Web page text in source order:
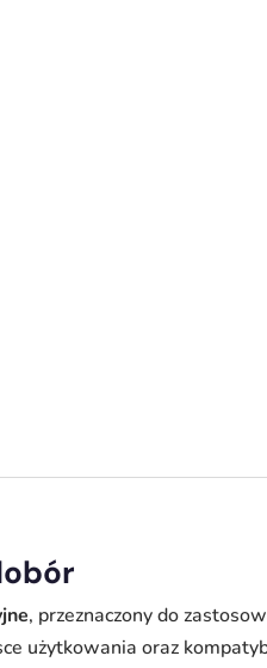
, przeznaczony do
użytkowania oraz